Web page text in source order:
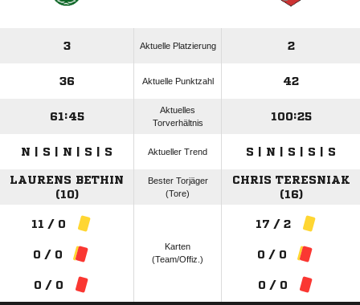
3 Aktuelle Platzierung 2
36 Aktuelle Punktzahl 42
61:45
Aktuelles
Torverhältnis
100:25
N | S | N | S | S Aktueller Trend S | N | S | S | S
LAURENS BETHIN
(10)
Bester Torjäger
(Tore)
CHRIS TERESNIAK
(16)
11 / 0
0 / 0
0 / 0
Karten
(Team/Offiz.)
17 / 2
0 / 0
0 / 0